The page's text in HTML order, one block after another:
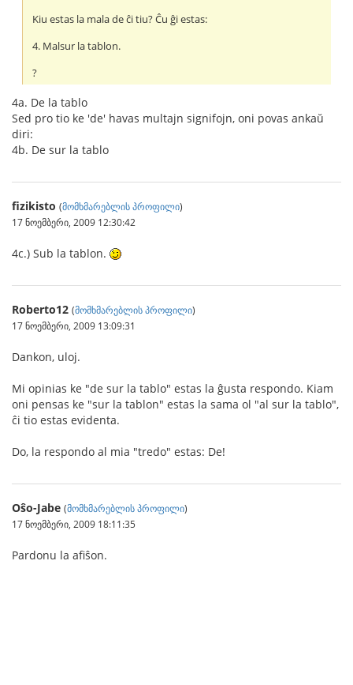
Kiu estas la mala de ĉi tiu? Ĉu ĝi estas:
4. Malsur la tablon.
?
4a. De la tablo
Sed pro tio ke 'de' havas multajn signifojn, oni povas ankaŭ
diri:
4b. De sur la tablo
fizikisto (მომხმარებლის პროფილი)
17 ნოემბერი, 2009 12:30:42
4c.) Sub la tablon.
Roberto12 (მომხმარებლის პროფილი)
17 ნოემბერი, 2009 13:09:31
Dankon, uloj.
Mi opinias ke "de sur la tablo" estas la ĝusta respondo. Kiam
oni pensas ke "sur la tablon" estas la sama ol "al sur la tablo",
ĉi tio estas evidenta.
Do, la respondo al mia "tredo" estas: De!
Oŝo-Jabe (მომხმარებლის პროფილი)
17 ნოემბერი, 2009 18:11:35
Pardonu la afiŝon.